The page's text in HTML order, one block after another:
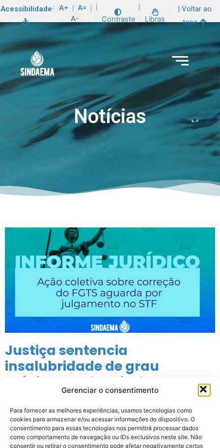
Gerenciar o consentimento
Para fornecer as melhores experiências, usamos tecnologias como
cookies para armazenar e/ou acessar informações do dispositivo. O
consentimento para essas tecnologias nos permitirá processar dados
como comportamento de navegação ou IDs exclusivos neste site. Não
consentir ou retirar o consentimento pode afetar negativamente certos
Acessibilidade : A+ A=
A- Contraste Libras
| Voltar ao
topo
Notícias
Justiça sentencia
insalubridade de grau
máximo em locais de
trabalho da região de
Cachoeiro